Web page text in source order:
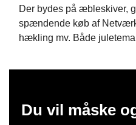
Der bydes på æbleskiver,
spændende køb af
hækling mv. Både
Du vil måske